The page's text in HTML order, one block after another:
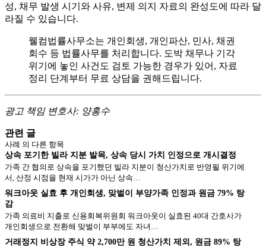
성, 채무 발생 시기와 사유, 변제 의지 자료의 완성도에 따라 달
라질 수 있습니다.
웰컴법률사무소는 개인회생, 개인파산, 민사, 채권
회수 등 법률사무를 처리합니다. 도박 채무나 기각
위기에 놓인 사건도 검토 가능한 경우가 있어, 자료
정리 단계부터 무료 상담을 권해드립니다.
광고 책임 변호사: 양홍수
관련 글
사례 의 다른 항목
상속 포기한 빌라 지분 발목, 상속 당시 가치 인정으로 개시결정
가족 간 협의로 상속을 포기했던 빌라 지분이 청산가치로 반영될 위기에
서, 산정 시점을 현재 시가가 아닌 상속…
워크아웃 실효 후 개인회생, 맞벌이 부양가족 인정과 원금 79% 탕
감
가족 의료비 지출로 신용회복위원회 워크아웃이 실효된 40대 간호사가
개인회생으로 전환해 맞벌이 부부에도 자녀…
거래정지 비상장 주식 약 2,700만 원 청산가치 제외, 원금 89% 탕